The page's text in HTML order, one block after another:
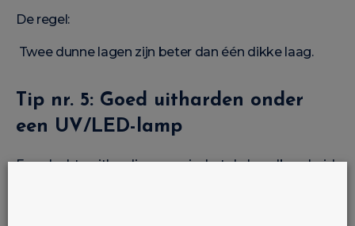
De regel:
Twee dunne lagen zijn beter dan één dikke laag.
Tip nr. 5: Goed uitharden onder
een UV/LED-lamp
Een slechte uitharding vermindert de houdbaarheid